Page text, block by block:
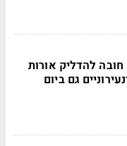
להדליק אורות
גם ביום